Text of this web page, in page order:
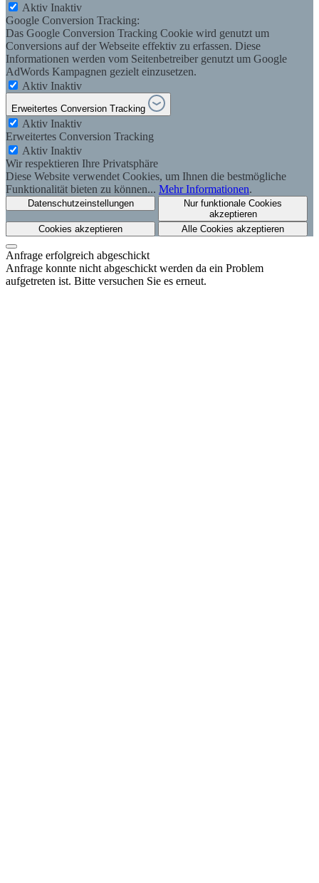
Aktiv Inaktiv
Google Conversion Tracking:
Das Google Conversion Tracking Cookie wird genutzt um
Conversions auf der Webseite effektiv zu erfassen. Diese
Informationen werden vom Seitenbetreiber genutzt um Google
AdWords Kampagnen gezielt einzusetzen.
Aktiv Inaktiv
Erweitertes Conversion Tracking
Aktiv Inaktiv
Erweitertes Conversion Tracking
Aktiv Inaktiv
Wir respektieren Ihre Privatsphäre
Diese Website verwendet Cookies, um Ihnen die bestmögliche
Funktionalität bieten zu können... Mehr Informationen.
Datenschutzeinstellungen
Nur funktionale Cookies
akzeptieren
Cookies akzeptieren
Alle Cookies akzeptieren
Anfrage erfolgreich abgeschickt
Anfrage konnte nicht abgeschickt werden da ein Problem
aufgetreten ist. Bitte versuchen Sie es erneut.